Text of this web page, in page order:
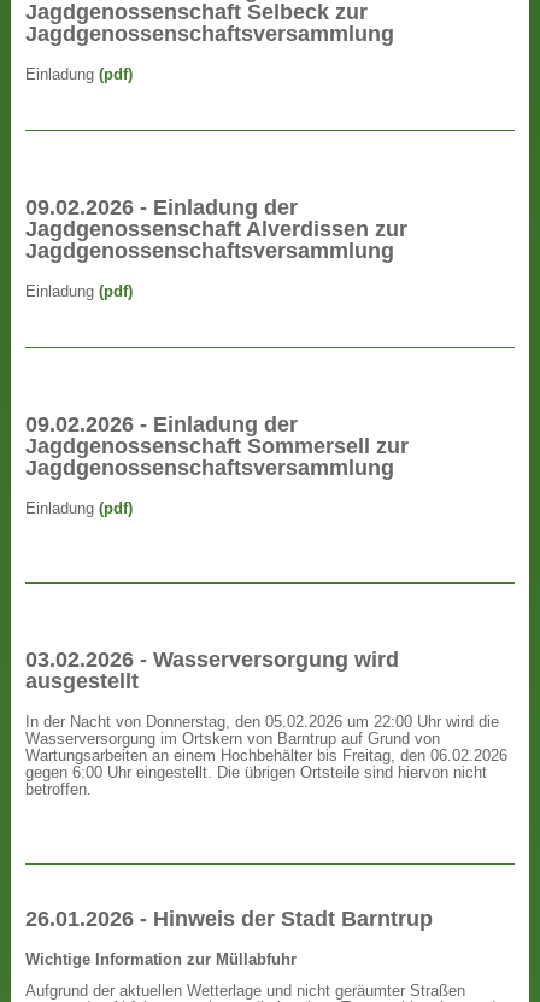
Jagdgenossenschaft Selbeck zur
Jagdgenossenschaftsversammlung
Einladung(pdf)
09.02.2026 - Einladung der
Jagdgenossenschaft Alverdissen zur
Jagdgenossenschaftsversammlung
Einladung(pdf)
09.02.2026 - Einladung der
Jagdgenossenschaft Sommersell zur
Jagdgenossenschaftsversammlung
Einladung(pdf)
03.02.2026 - Wasserversorgung wird
ausgestellt
In der Nacht von Donnerstag, den 05.02.2026 um 22:00 Uhr wird die
Wasserversorgung im Ortskern von Barntrup auf Grund von
Wartungsarbeiten an einem Hochbehälter bis Freitag, den 06.02.2026
gegen 6:00 Uhr eingestellt. Die übrigen Ortsteile sind hiervon nicht
betroffen.
26.01.2026 - Hinweis der Stadt Barntrup
Wichtige Information zur Müllabfuhr
Aufgrund der aktuellen Wetterlage und nicht geräumter Straßen